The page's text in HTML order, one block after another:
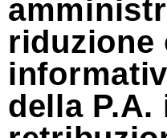
riduzione
della